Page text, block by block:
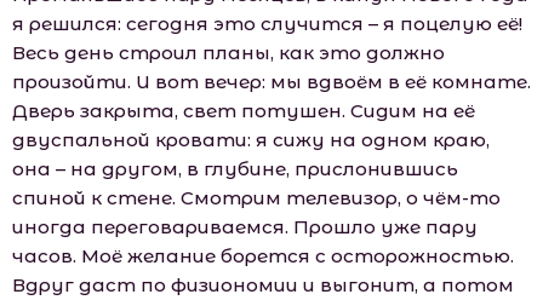
я решился: сегодня это случится – я поцелую её!
Весь день строил планы, как это должно
произойти. И вот вечер: мы вдвоём в её комнате.
Дверь закрыта, свет потушен. Сидим на её
двуспальной кровати: я сижу на одном краю,
она – на другом, в глубине, прислонившись
спиной к стене. Смотрим телевизор, о чём-то
иногда переговариваемся. Прошло уже пару
часов. Моё желание борется с осторожностью.
Вдруг даст по физиономии и выгонит, а потом